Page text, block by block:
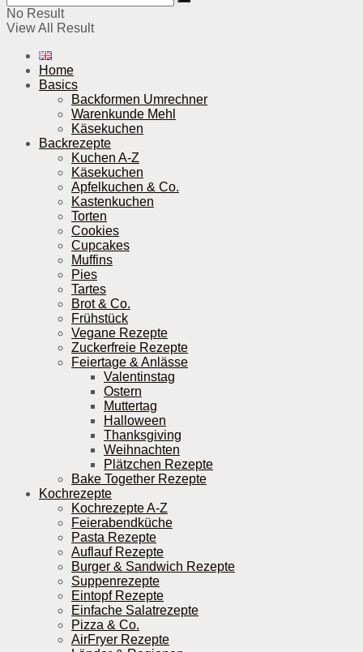
No Result
View All Result
Home
Basics
Backformen Umrechner
Warenkunde Mehl
Käsekuchen
Backrezepte
Kuchen A-Z
Käsekuchen
Apfelkuchen & Co.
Kastenkuchen
Torten
Cookies
Cupcakes
Muffins
Pies
Tartes
Brot & Co.
Frühstück
Vegane Rezepte
Zuckerfreie Rezepte
Feiertage & Anlässe
Valentinstag
Ostern
Muttertag
Halloween
Thanksgiving
Weihnachten
Plätzchen Rezepte
Bake Together Rezepte
Kochrezepte
Kochrezepte A-Z
Feierabendküche
Pasta Rezepte
Auflauf Rezepte
Burger & Sandwich Rezepte
Suppenrezepte
Eintopf Rezepte
Einfache Salatrezepte
Pizza & Co.
AirFryer Rezepte